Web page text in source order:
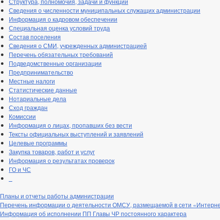
Сведения о численности муниципальных служащих администрации
Информация о кадровом обеспечении
Специальная оценка условий труда
Состав поселения
Сведения о СМИ, учрежденных администрацией
Перечень обязательных требований
Подведомственные организации
Предпринимательство
Местные налоги
Статистические данные
Нотариальные дела
Сход граждан
Комиссии
Информация о лицах, пропавших без вести
Тексты официальных выступлений и заявлений
Целевые программы
Закупка товаров, работ и услуг
Информация о результатах проверок
ГО и ЧС
Планы и отчеты работы администрации
Перечень информации о деятельности ОМСУ, размещаемой в сети
Информация об исполнении ПП Главы ЧР постоянного характера